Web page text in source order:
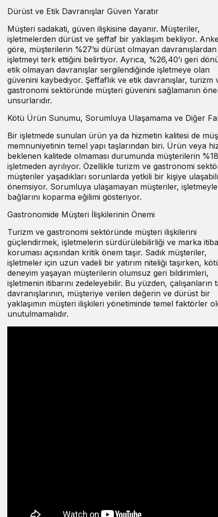
Dürüst ve Etik Davranışlar Güven Yaratır
Müşteri sadakati, güven ilişkisine dayanır. Müşteriler,
işletmelerden dürüst ve şeffaf bir yaklaşım bekliyor.
göre, müşterilerin %27’si dürüst olmayan davranışlardan
işletmeyi terk ettiğini belirtiyor. Ayrıca, %26,40’ı geri
etik olmayan davranışlar sergilendiğinde işletmeye olan
güvenini kaybediyor. Şeffaflık ve etik davranışlar, turizm
gastronomi sektöründe müşteri güvenini sağlamanın
unsurlarıdır.
Kötü Ürün Sunumu, Sorumluya Ulaşamama ve Diğer
Bir işletmede sunulan ürün ya da hizmetin kalitesi de
memnuniyetinin temel yapı taşlarından biri. Ürün veya
beklenen kalitede olmaması durumunda müşterilerin
işletmeden ayrılıyor. Özellikle turizm ve gastronomi
müşteriler yaşadıkları sorunlarda yetkili bir kişiye
önemsiyor. Sorumluya ulaşamayan müşteriler, işletmeyle
bağlarını koparma eğilimi gösteriyor.
Gastronomide Müşteri İlişkilerinin Önemi
Turizm ve gastronomi sektöründe müşteri ilişkilerini
güçlendirmek, işletmelerin sürdürülebilirliği ve marka
koruması açısından kritik önem taşır. Sadık müşteriler,
işletmeler için uzun vadeli bir yatırım niteliği taşırken,
deneyim yaşayan müşterilerin olumsuz geri bildirimleri,
işletmenin itibarını zedeleyebilir. Bu yüzden, çalışanların
davranışlarının, müşteriye verilen değerin ve dürüst bir
yaklaşımın müşteri ilişkileri yönetiminde temel faktörler
unutulmamalıdır.